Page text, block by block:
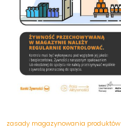
zasady magazynowania produktów